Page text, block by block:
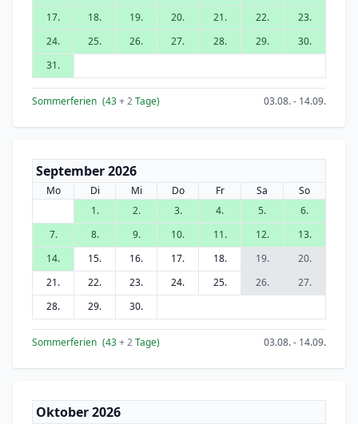
17.
18. 19. 20. 21. 22.
23.
24.
25. 26. 27. 28. 29.
30.
31.
Sommerferien (43+ 2Tage) 03.08. - 14.09.
September 2026
Mo Di Mi Do Fr Sa
So
1.
2. 3. 4. 5.
6.
7.
8. 9. 10. 11. 12.
13.
14.
15. 16. 17. 18. 19.
20.
21.
22. 23. 24. 25. 26.
27.
28.
29. 30.
Sommerferien (43+ 2Tage) 03.08. - 14.09.
Oktober 2026